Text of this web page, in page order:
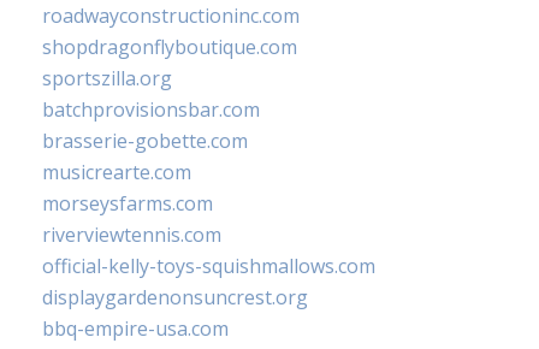
roadwayconstructioninc.com
shopdragonflyboutique.com
sportszilla.org
batchprovisionsbar.com
brasserie-gobette.com
musicrearte.com
morseysfarms.com
riverviewtennis.com
official-kelly-toys-squishmallows.com
displaygardenonsuncrest.org
bbq-empire-usa.com